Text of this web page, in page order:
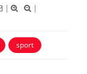
|
|
sport